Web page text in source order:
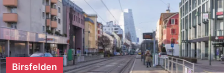
Birsfelden